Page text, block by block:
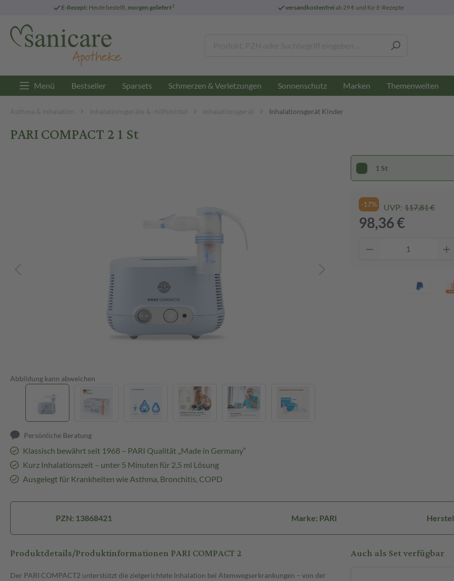
E-Rezept: Heute bestellt, morgen geliefert3 versandkostenfreiab 29 € und für E-Rezepte
Menü Bestseller Sparsets Schmerzen & Verletzungen Sonnenschutz Marken Themenwelten
Asthma & Inhalation Inhalationsgeräte & -hilfsmittel Inhalationsgerät Inhalationsgerät Kinder
PARI COMPACT 2 1 St
Abbildung kann abweichen
Persönliche Beratung
Klassisch bewährt seit 1968 – PARI Qualität „Made in Germany“
Kurz Inhalationszeit – unter 5 Minuten für 2,5 ml Lösung
Ausgelegt für Krankheiten wie Asthma, Bronchitis, COPD
1 St
-17% UVP: 117,81 €
98,36 €
PZN: 13868421 Marke: PARI
Produktdetails/Produktinformationen PARI COMPACT 2
Der PARI COMPACT2 unterstützt die zielgerichtete Inhalation bei Atemwegserkrankungen – von der
Auch als Set verfügbar